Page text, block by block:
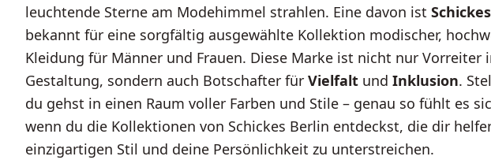
leuchtende Sterne am Modehimmel strahlen. Eine davon ist
bekannt für eine sorgfältig ausgewählte Kollektion modischer,
Kleidung für Männer und Frauen. Diese Marke ist nicht nur Vorreiter
Gestaltung, sondern auch Botschafter für Vielfalt und Inklusion.
du gehst in einen Raum voller Farben und Stile – genau so fühlt es
wenn du die Kollektionen von Schickes Berlin entdeckst, die dir
einzigartigen Stil und deine Persönlichkeit zu unterstreichen.